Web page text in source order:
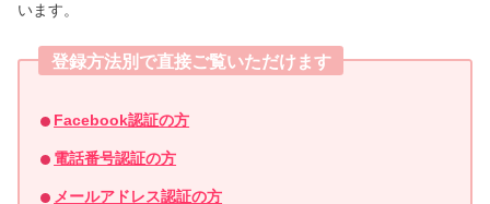
います。
登録方法別で直接ご覧いただけます
Facebook認証の方
電話番号認証の方
メールアドレス認証の方